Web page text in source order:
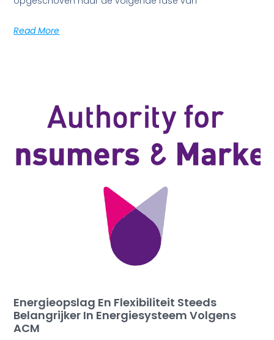
Read More
Energieopslag En Flexibiliteit Steeds
Belangrijker In Energiesysteem Volgens
ACM